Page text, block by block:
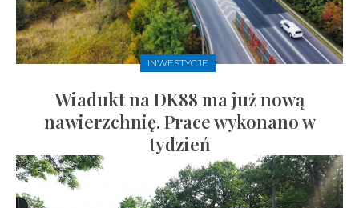
INWESTYCJE
Wiadukt na DK88 ma już nową
nawierzchnię. Prace wykonano w
tydzień